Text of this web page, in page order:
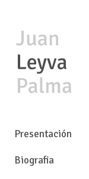
Presentación
Biografia